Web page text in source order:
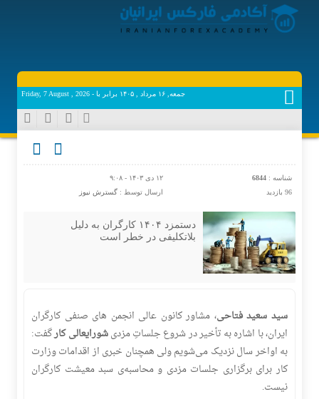
جمعه, ۱۶ مرداد , ۱۴۰۵ برابر با - Friday, 7 August , 2026
شناسه : 6844
۱۲ دی ۱۴۰۳ - ۹:۰۸
96 بازدید
ارسال توسط : گسترش نیوز
دستمزد ۱۴۰۴ کارگران به دلیل
بلاتکلیفی در خطر است
سید سعید فتاحی، مشاور کانون عالی انجمن‌ های صنفی کارگران
ایران، با اشاره به تأخیر در شروع جلساتِ مزدیشورایعالی کارگفت:
به اواخر سال نزدیک می‌شویم ولی همچنان خبری از اقدامات وزارت
کار برای برگزاری جلسات مزدی و محاسبه‌ی سبد معیشت کارگران
نیست.